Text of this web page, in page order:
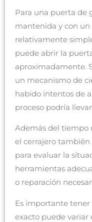
Para una puerta de
mantenida y con un
relativamente
puede abrir la
aproximadamente.
un mecanismo de
habido intentos de
proceso podría
Además del tiempo
el cerrajero
para evaluar la
herramientas
o reparación
Es importante
exacto puede variar